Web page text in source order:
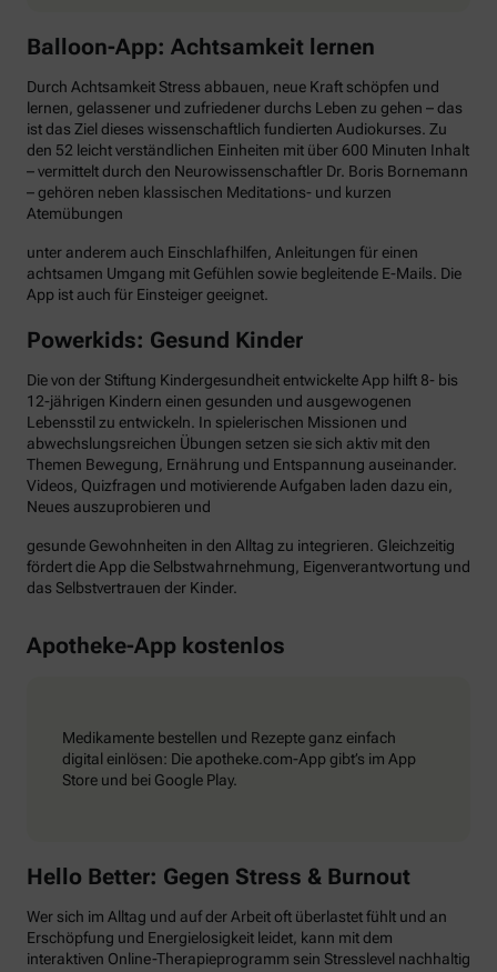
Balloon-App: Achtsamkeit lernen
Durch Achtsamkeit Stress abbauen, neue Kraft schöpfen und
lernen, gelassener und zufriedener durchs Leben zu gehen – das
ist das Ziel dieses wissenschaftlich fundierten Audiokurses. Zu
den 52 leicht verständlichen Einheiten mit über 600 Minuten Inhalt
– vermittelt durch den Neurowissenschaftler Dr. Boris Bornemann
– gehören neben klassischen Meditations- und kurzen
Atemübungen
unter anderem auch Einschlafhilfen, Anleitungen für einen
achtsamen Umgang mit Gefühlen sowie begleitende E-Mails. Die
App ist auch für Einsteiger geeignet.
Powerkids: Gesund Kinder
Die von der Stiftung Kindergesundheit entwickelte App hilft 8- bis
12-jährigen Kindern einen gesunden und ausgewogenen
Lebensstil zu entwickeln. In spielerischen Missionen und
abwechslungsreichen Übungen setzen sie sich aktiv mit den
Themen Bewegung, Ernährung und Entspannung auseinander.
Videos, Quizfragen und motivierende Aufgaben laden dazu ein,
Neues auszuprobieren und
gesunde Gewohnheiten in den Alltag zu integrieren. Gleichzeitig
fördert die App die Selbstwahrnehmung, Eigenverantwortung und
das Selbstvertrauen der Kinder.
Apotheke-App kostenlos
Medikamente bestellen und Rezepte ganz einfach
digital einlösen: Die apotheke.com-App gibt’s im App
Store und bei Google Play.
Hello Better: Gegen Stress & Burnout
Wer sich im Alltag und auf der Arbeit oft überlastet fühlt und an
Erschöpfung und Energielosigkeit leidet, kann mit dem
interaktiven Online-Therapieprogramm sein Stresslevel nachhaltig